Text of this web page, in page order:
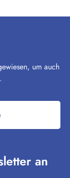
um auch
an